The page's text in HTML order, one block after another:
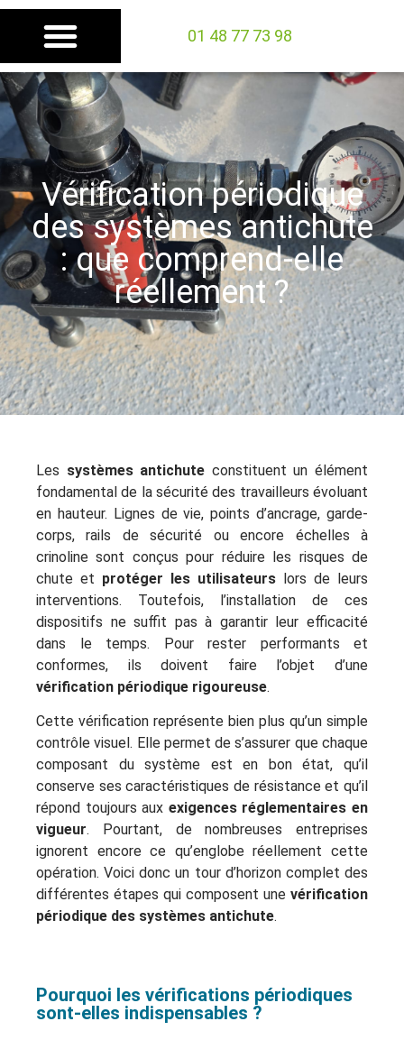
01 48 77 73 98
Vérification périodique
des systèmes antichute
: que comprend-elle
réellement ?
Les systèmes antichute constituent un élément
fondamental de la sécurité des travailleurs évoluant
en hauteur. Lignes de vie, points d’ancrage, garde-
corps, rails de sécurité ou encore échelles à
crinoline sont conçus pour réduire les risques de
chute et protéger les utilisateurs lors de leurs
interventions. Toutefois, l’installation de ces
dispositifs ne suffit pas à garantir leur efficacité
dans le temps. Pour rester performants et
conformes, ils doivent faire l’objet d’une
vérification périodique rigoureuse.
Cette vérification représente bien plus qu’un simple
contrôle visuel. Elle permet de s’assurer que chaque
composant du système est en bon état, qu’il
conserve ses caractéristiques de résistance et qu’il
répond toujours aux exigences réglementaires en
vigueur. Pourtant, de nombreuses entreprises
ignorent encore ce qu’englobe réellement cette
opération. Voici donc un tour d’horizon complet des
différentes étapes qui composent une vérification
périodique des systèmes antichute.
Pourquoi les vérifications périodiques
sont-elles indispensables ?